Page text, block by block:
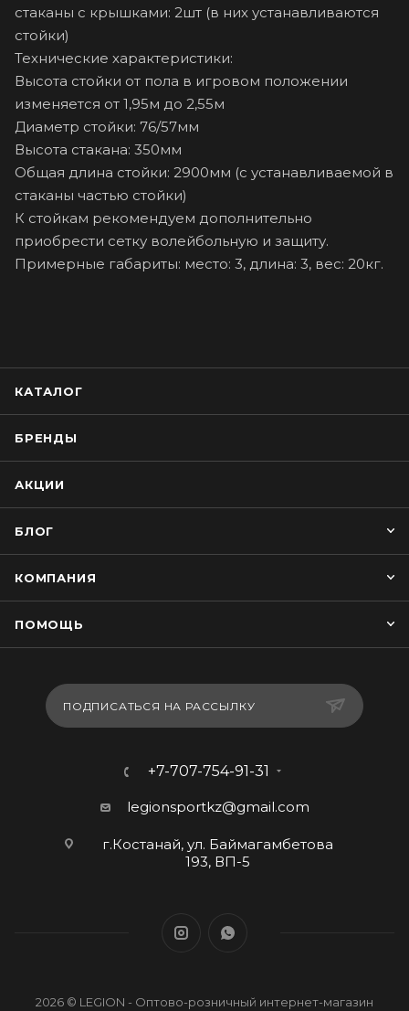
стаканы с крышками: 2шт (в них устанавливаются
стойки)
Технические характеристики:
Высота стойки от пола в игровом положении
изменяется от 1,95м до 2,55м
Диаметр стойки: 76/57мм
Высота стакана: 350мм
Общая длина стойки: 2900мм (с устанавливаемой в
стаканы частью стойки)
К стойкам рекомендуем дополнительно
приобрести сетку волейбольную и защиту.
Примерные габариты: место: 3, длина: 3, вес: 20кг.
КАТАЛОГ
БРЕНДЫ
АКЦИИ
БЛОГ
КОМПАНИЯ
ПОМОЩЬ
ПОДПИСАТЬСЯ НА РАССЫЛКУ
+7-707-754-91-31
legionsportkz@gmail.com
г.Костанай, ул. Баймагамбетова
193, ВП-5
2026 © LEGION - Оптово-розничный интернет-магазин